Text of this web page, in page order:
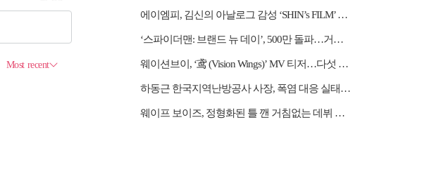
에이엠피, 김신의 아날로그 감성 ‘SHIN’s FILM’ 공개
‘스파이더맨: 브랜드 뉴 데이’, 500만 돌파…거침없는 흥행 질주
웨이션브이, ‘鸢 (Vision Wings)’ MV 티저…다섯 전사들의 강렬한 비상
하동근 한국지역난방공사 사장, 폭염 대응 실태 점검 "안전관리에 최선을 다할 것"
웨이프 보이즈, 정형화된 틀 깬 거침없는 데뷔 행보